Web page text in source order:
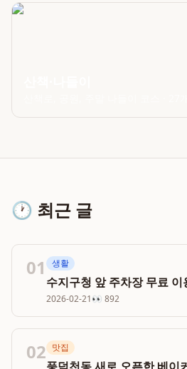
🕐 최근 글
01 생활
수지구청 앞 주차장 무료 이
2026-02-21👀 892
02 맛집